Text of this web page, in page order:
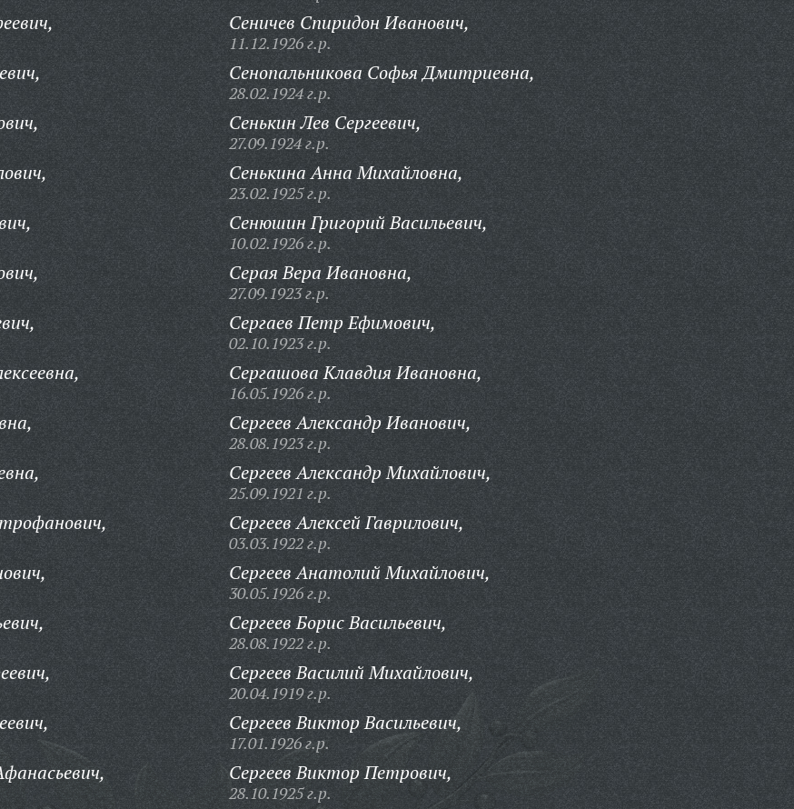
Сеничев Спиридон Иванович,
11.12.1926 г.р.
Сенопальникова Софья Дмитриевна,
28.02.1924 г.р.
Сенькин Лев Сергеевич,
27.09.1924 г.р.
Сенькина Анна Михайловна,
23.02.1925 г.р.
Сенюшин Григорий Васильевич,
10.02.1926 г.р.
Серая Вера Ивановна,
27.09.1923 г.р.
Сергаев Петр Ефимович,
02.10.1923 г.р.
Сергашова Клавдия Ивановна,
16.05.1926 г.р.
Сергеев Александр Иванович,
28.08.1923 г.р.
Сергеев Александр Михайлович,
25.09.1921 г.р.
Сергеев Алексей Гаврилович,
03.03.1922 г.р.
Сергеев Анатолий Михайлович,
30.05.1926 г.р.
Сергеев Борис Васильевич,
28.08.1922 г.р.
Сергеев Василий Михайлович,
20.04.1919 г.р.
Сергеев Виктор Васильевич,
17.01.1926 г.р.
Сергеев Виктор Петрович,
28.10.1925 г.р.